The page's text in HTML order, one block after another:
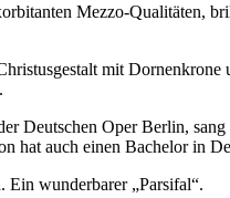
Mezzo-Qualitäten,
mit Dornenkrone
Deutschen Oper Berlin,
hat auch einen Bachelor in
wunderbarer „Parsifal“.